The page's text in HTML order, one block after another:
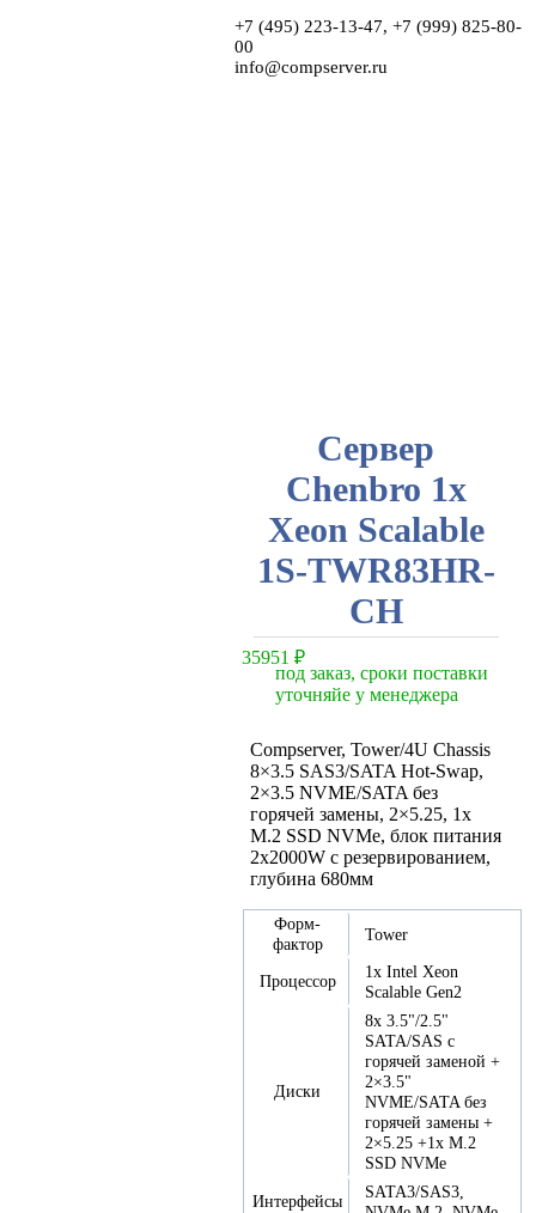
Сервер
Chenbro 1x
Xeon Scalable
1S-TWR83HR-
СH
35951 ₽
под заказ, сроки поставки
уточняйе у менеджера
Compserver, Tower/4U Chassis
8×3.5 SAS3/SATA Hot-Swap,
2×3.5 NVME/SATA без
горячей замены, 2×5.25, 1x
M.2 SSD NVMe, блок питания
2x2000W с резервированием,
глубина 680мм
Форм-
фактор
Tower
Процессор
1x Intel Xeon
Scalable Gen2
Диски
8x 3.5"/2.5"
SATA/SAS с
горячей заменой +
2×3.5"
NVME/SATA без
горячей замены +
2×5.25 +1x M.2
SSD NVMe
Интерфейсы
SATA3/SAS3,
+7 (495) 223-13-47, +7 (999) 825-80-
00
info@compserver.ru